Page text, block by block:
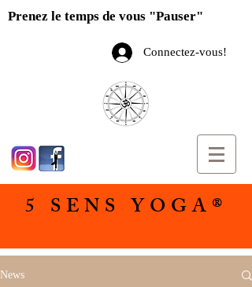
Prenez le temps de vous "Pauser"
Connectez-vous!
5 SENS YOGA®
News